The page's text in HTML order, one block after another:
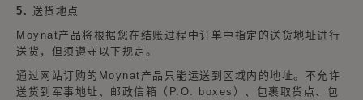
5. 送货地点
Moynat产品将根据您在结账过程中订单中指定的送货地址进行
送货，但须遵守以下规定。
通过网站订购的Moynat产品只能运送到区域内的地址。不允许
送货到军事地址、邮政信箱（P.O. boxes）、包裹取货点、包